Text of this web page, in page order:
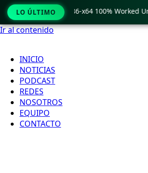
Ir al contenido
INICIO
NOTICIAS
PODCAST
REDES
NOSOTROS
EQUIPO
CONTACTO
LO ÚLTIMO
11 x86-x64 100% Worked Unlimited